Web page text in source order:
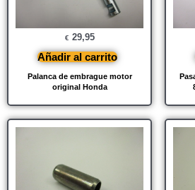
Palanca de embrague motor
original Honda
€ 29,95
Añadir al carrito